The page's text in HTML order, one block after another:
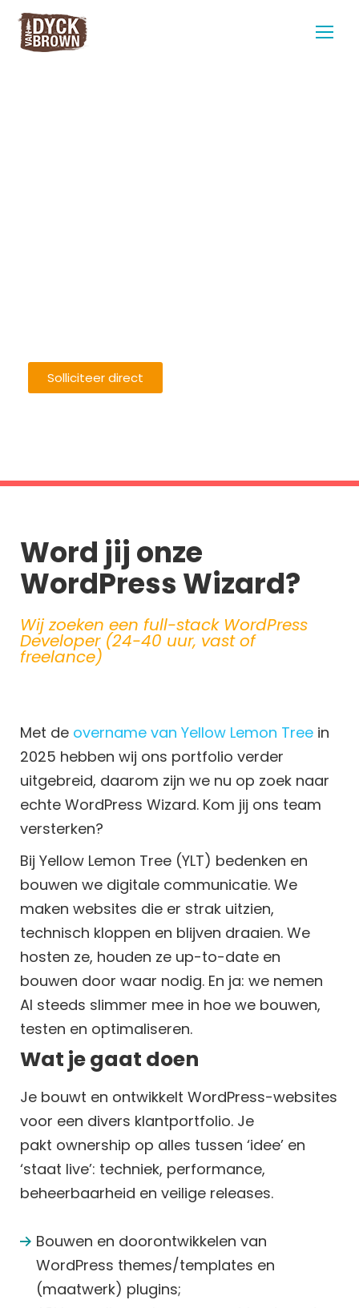
Solliciteer direct
Word jij onze
WordPress Wizard?
Wij zoeken een full-stack WordPress
Developer (24-40 uur, vast of
freelance)
Met de overname van Yellow Lemon Tree in
2025 hebben wij ons portfolio verder
uitgebreid, daarom zijn we nu op zoek naar
echte WordPress Wizard. Kom jij ons team
versterken?
Bij Yellow Lemon Tree (YLT) bedenken en
bouwen we digitale communicatie. We
maken websites die er strak uitzien,
technisch kloppen en blijven draaien. We
hosten ze, houden ze up-to-date en
bouwen door waar nodig. En ja: we nemen
AI steeds slimmer mee in hoe we bouwen,
testen en optimaliseren.
Wat je gaat doen
Je bouwt en ontwikkelt WordPress-websites
voor een divers klantportfolio. Je
pakt ownership op alles tussen ‘idee’ en
‘staat live’: techniek, performance,
beheerbaarheid en veilige releases.
Bouwen en doorontwikkelen van
WordPress themes/templates en
(maatwerk) plugins;